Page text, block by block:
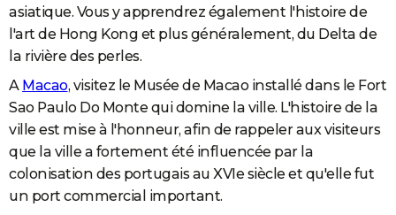
asiatique. Vous y apprendrez également l'histoire de
l'art de Hong Kong et plus généralement, du Delta de
la rivière des perles.
A Macao, visitez le Musée de Macao installé dans le Fort
Sao Paulo Do Monte qui domine la ville. L'histoire de la
ville est mise à l'honneur, afin de rappeler aux visiteurs
que la ville a fortement été influencée par la
colonisation des portugais au XVIe siècle et qu'elle fut
un port commercial important.